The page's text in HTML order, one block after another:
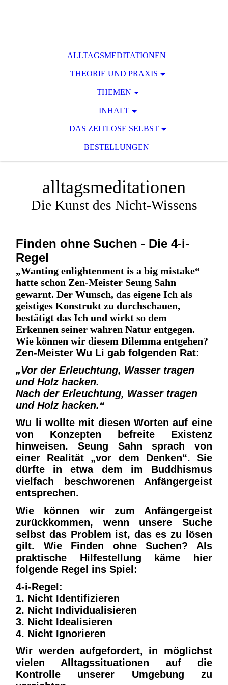
ALLTAGSMEDITATIONEN
THEORIE UND PRAXIS
THEMEN
INHALT
DAS ZEITLOSE SELBST
BESTELLUNGEN
alltagsmeditationen
Die Kunst des Nicht-Wissens
Finden ohne Suchen - Die 4-i-
Regel
„Wanting enlightenment is a big mistake“
hatte schon Zen-Meister Seung Sahn
gewarnt. Der Wunsch, das eigene Ich als
geistiges Konstrukt zu durchschauen,
bestätigt das Ich und wirkt so dem
Erkennen seiner wahren Natur entgegen.
Wie können wir diesem Dilemma entgehen?
Zen-Meister Wu Li gab folgenden Rat:
„Vor der Erleuchtung, Wasser tragen
und Holz hacken.
Nach der Erleuchtung, Wasser tragen
und Holz hacken.“
Wu li wollte mit diesen Worten auf eine
von Konzepten befreite Existenz
hinweisen. Seung Sahn sprach von
einer Realität „vor dem Denken“. Sie
dürfte in etwa dem im Buddhismus
vielfach beschworenen Anfängergeist
entsprechen.
Wie können wir zum Anfängergeist
zurückkommen, wenn unsere Suche
selbst das Problem ist, das es zu lösen
gilt. Wie Finden ohne Suchen? Als
praktische Hilfestellung käme hier
folgende Regel ins Spiel:
4-i-Regel:
1. Nicht Identifizieren
2. Nicht Individualisieren
3. Nicht Idealisieren
4. Nicht Ignorieren
Wir werden aufgefordert, in möglichst
vielen Alltagssituationen auf die
Kontrolle unserer Umgebung zu